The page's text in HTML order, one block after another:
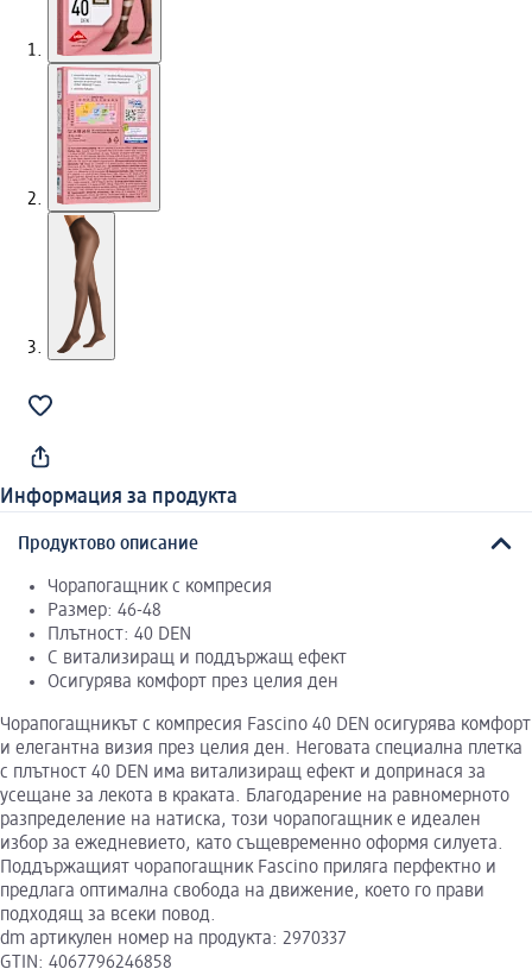
Информация за продукта
Продуктово описание
Чорапогащник с компресия
Размер: 46-48
Плътност: 40 DEN
С витализиращ и поддържащ ефект
Осигурява комфорт през целия ден
Чорапогащникът с компресия Fascino 40 DEN осигурява комфорт
и елегантна визия през целия ден. Неговата специална плетка
с плътност 40 DEN има витализиращ ефект и допринася за
усещане за лекота в краката. Благодарение на равномерното
разпределение на натиска, този чорапогащник е идеален
избор за ежедневието, като същевременно оформя силуета.
Поддържащият чорапогащник Fascino приляга перфектно и
предлага оптимална свобода на движение, което го прави
подходящ за всеки повод.
dm артикулен номер на продукта: 2970337
GTIN: 4067796246858